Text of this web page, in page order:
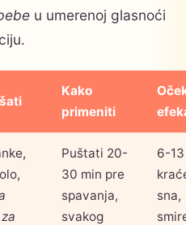
u umerenoj glasnoći
Kako
primeniti
Puštati 20-
30 min pre
spavanja,
svakog
6-
sna,